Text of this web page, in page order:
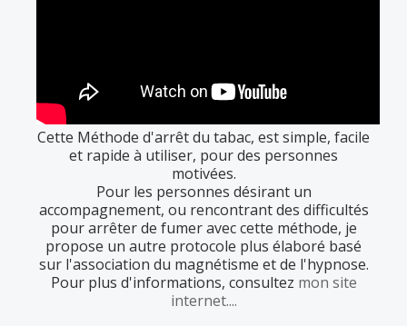
Cette Méthode d'arrêt du tabac, est simple, facile
et rapide à utiliser, pour des personnes
motivées.
Pour les personnes désirant un
accompagnement, ou rencontrant des difficultés
pour arrêter de fumer avec cette méthode, je
propose un autre protocole plus élaboré basé
sur l'association du magnétisme et de l'hypnose.
Pour plus d'informations, consultez mon site
internet....